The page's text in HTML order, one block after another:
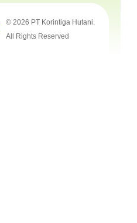
© 2026 PT Korintiga Hutani.
All Rights Reserved